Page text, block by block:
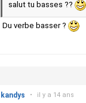
salut tu basses ??
Du verbe basser ?
kandys • il y a 14 ans